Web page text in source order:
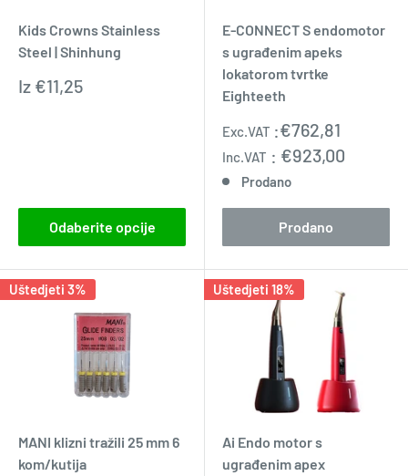
Kids Crowns Stainless
Steel | Shinhung
Prodajna
Iz €11,25
Odaberite opcije
E-CONNECT S endomotor
s ugrađenim apeks
lokatorom tvrtke
Eighteeth
Prodajna
cijena
Exc.VAT :€762,81
Inc.VAT : €923,00
Prodano
Prodano
Uštedjeti 3%
MANI klizni tražili 25 mm 6
kom/kutija
Uštedjeti 18%
Ai Endo motor s
ugrađenim apex